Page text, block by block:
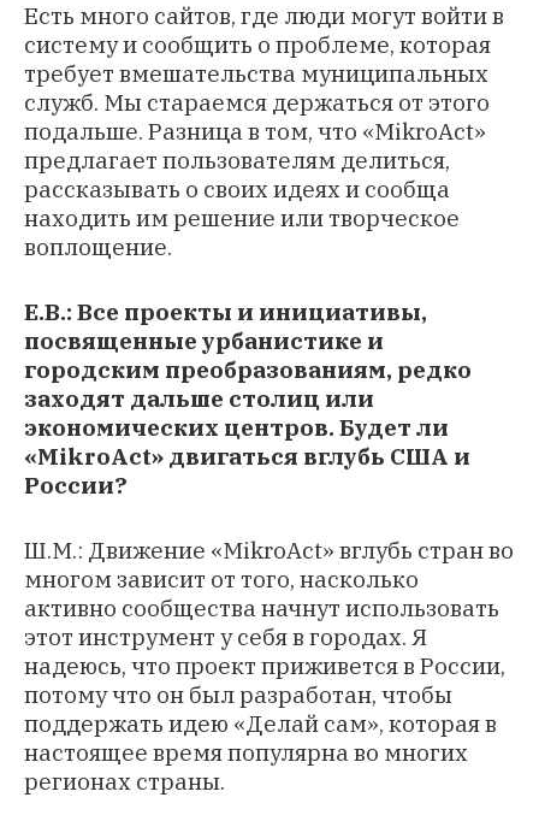
Есть много сайтов, где люди могут войти в
систему и сообщить о проблеме, которая
требует вмешательства муниципальных
служб. Мы стараемся держаться от этого
подальше. Разница в том, что «MikroAct»
предлагает пользователям делиться,
рассказывать о своих идеях и сообща
находить им решение или творческое
воплощение.
Е.В.: Все проекты и инициативы,
посвященные урбанистике и
городским преобразованиям, редко
заходят дальше столиц или
экономических центров. Будет ли
«MikroAct» двигаться вглубь США и
России?
Ш.М.: Движение «MikroAct» вглубь стран во
многом зависит от того, насколько
активно сообщества начнут использовать
этот инструмент у себя в городах. Я
надеюсь, что проект приживется в России,
потому что он был разработан, чтобы
поддержать идею «Делай сам», которая в
настоящее время популярна во многих
регионах страны.